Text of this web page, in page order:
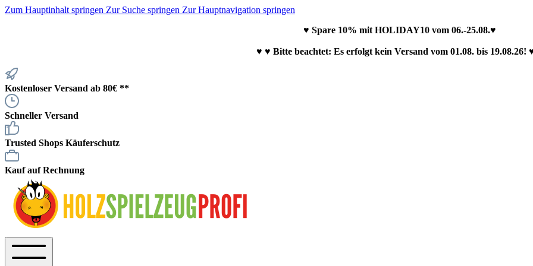
Zum Hauptinhalt springen Zur Suche springen Zur Hauptnavigation springen
♥ Spare 10% mit HOLIDAY10 vom 06.-25.08.♥
♥ ♥ Bitte beachtet: Es erfolgt kein Versand vom 01.08. bis 19.08.26!
Kostenloser Versand ab 80€ **
Schneller Versand
Trusted Shops Käuferschutz
Kauf auf Rechnung